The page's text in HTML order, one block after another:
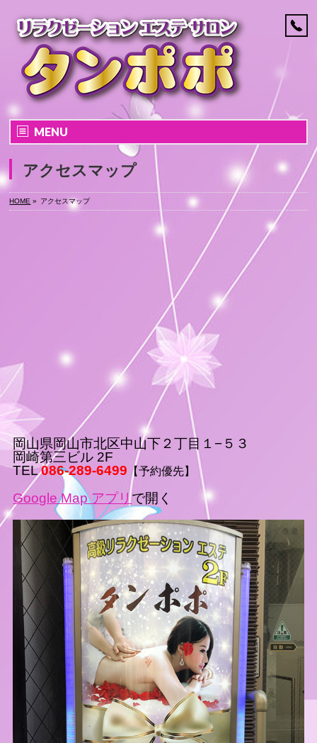
MENU
アクセスマップ
HOME » アクセスマップ
岡山県岡山市北区中山下２丁目１−５３
岡崎第三ビル 2F
TEL086-289-6499 【予約優先】
Google Map アプリで開く